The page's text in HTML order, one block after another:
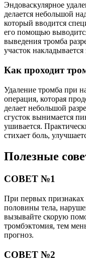
Эндоваскулярное
делается небольшой
который вводится
его помощью
выведения тромба
участок накладывается
Как проходит
Удаление тромба при
операция, которая
делает небольшой
сгусток вынимается
ушивается.
стихает боль,
Полезные
СОВЕТ №1
При первых признаках
половины тела,
вызывайте скорую
тромбэктомия, тем
прогноз.
СОВЕТ №2